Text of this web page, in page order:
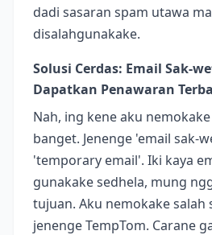
dadi sasaran spam utawa
disalahgunakake.
Solusi Cerdas: Email Sak-
Dapatkan Penawaran
Nah, ing kene aku
banget. Jenenge 'email sak-
'temporary email'. Iki kaya
gunakake sedhela, mung
tujuan. Aku nemokake salah
jenenge TempTom. Carane